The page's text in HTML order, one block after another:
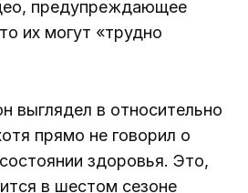
предупреждающее
их могут «трудно
выглядел в относительно
прямо не говорил о
здоровья. Это,
в шестом сезоне